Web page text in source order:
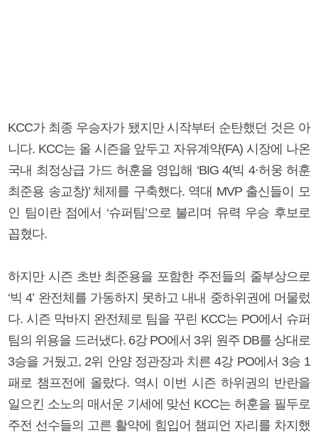
KCC가 최종 우승자가 됐지만 시작부터 순탄했던 것은 아
니다. KCC는 올 시즌을 앞두고 자유계약(FA) 시장에 나온
국내 최정상급 가드 허훈을 영입해 ‘BIG 4(빅 4·허웅 허훈
최준용 송교창)’ 체제를 구축했다. 역대 MVP 출신들이 모
인 팀이란 점에서 ‘슈퍼팀’으로 불리며 유력 우승 후보로
꼽혔다.
하지만 시즌 초반 최준용을 포함한 주전들의 줄부상으로
‘빅 4’ 완전체를 가동하지 못하고 내내 중하위권에 머물렀
다. 시즌 막바지 완전체로 팀을 꾸린 KCC는 PO에서 슈퍼
팀의 위용을 드러냈다. 6강 PO에서 3위 원주 DB를 상대로
3승을 거뒀고, 2위 안양 정관장과 치른 4강 PO에서 3승 1
패로 챔프전에 올랐다. 역시 이번 시즌 하위권의 반란을
일으킨 소노의 매서운 기세에 맞선 KCC는 허훈을 필두로
주전 선수들의 고른 활약에 힘입어 챔피언 자리를 차지했